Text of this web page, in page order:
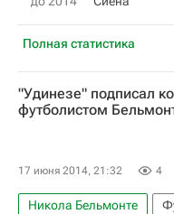
Полная статистика
"Удинезе" подписал
футболистом
17 июня 2014, 21:32 4
Никола Бельмонте